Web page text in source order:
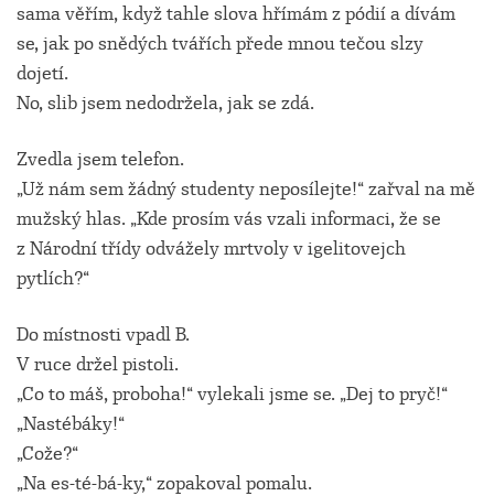
sama věřím, když tahle slova hřímám z pódií a dívám
se, jak po snědých tvářích přede mnou tečou slzy
dojetí.
No, slib jsem nedodržela, jak se zdá.
Zvedla jsem telefon.
„Už nám sem žádný studenty neposílejte!“ zařval na mě
mužský hlas. „Kde prosím vás vzali informaci, že se
z Národní třídy odvážely mrtvoly v igelitovejch
pytlích?“
Do místnosti vpadl B.
V ruce držel pistoli.
„Co to máš, proboha!“ vylekali jsme se. „Dej to pryč!“
„Nastébáky!“
„Cože?“
„Na es-té-bá-ky,“ zopakoval pomalu.